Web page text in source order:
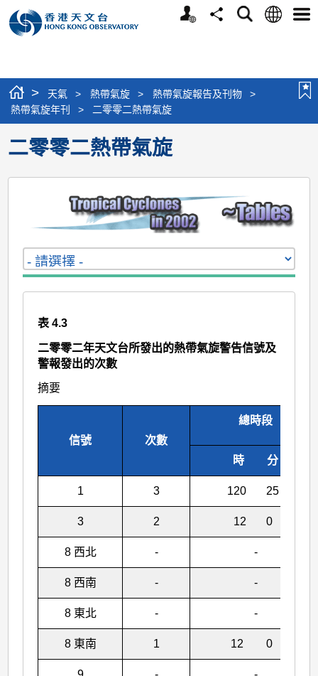
個
分
搜
語
選
> 天氣 > 熱帶氣旋 > 熱帶氣旋報告及刊物
>
熱帶氣旋年刊
> 二零零二熱帶氣旋
二零零二熱帶氣旋
表 4.3
二零零二年天文台所發出的熱帶氣旋警告信號及
警報發出的次數
摘要
信號 次數
總時段
時 分
1 3 120 25
3 2 12 0
8 西北 - -
8 西南 - -
8 東北 - -
8 東南 1 12 0